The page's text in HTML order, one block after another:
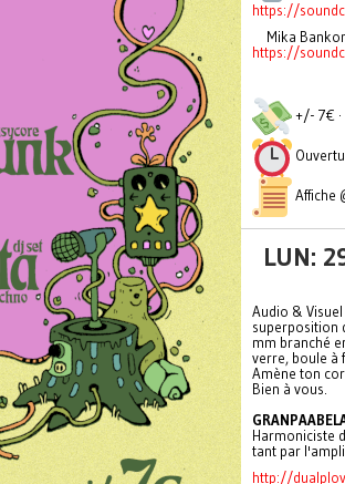
https://
Mika
https://
+/- 7€ ·
Affiche
LUN:
Audio &
superposition
mm branché
verre, boule à
Amène ton
Bien à vous.
Harmoniciste
tant par
http://